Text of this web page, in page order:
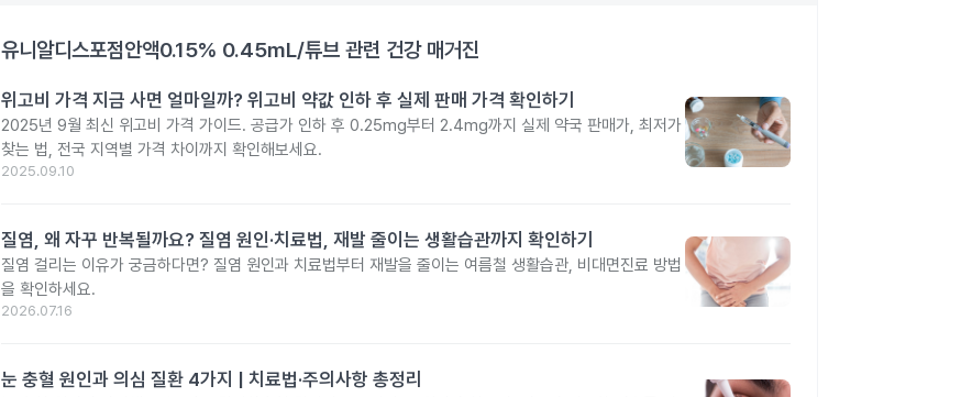
유니알디스포점안액0.15% 0.45mL/튜브 관련 건강 매거진
위고비 가격 지금 사면 얼마일까? 위고비 약값 인하 후 실제 판매 가격 확인하기
2025년 9월 최신 위고비 가격 가이드. 공급가 인하 후 0.25mg부터 2.4mg까지 실제 약국 판매가, 최저가
찾는 법, 전국 지역별 가격 차이까지 확인해보세요.
2025.09.10
질염, 왜 자꾸 반복될까요? 질염 원인·치료법, 재발 줄이는 생활습관까지 확인하기
질염 걸리는 이유가 궁금하다면? 질염 원인과 치료법부터 재발을 줄이는 여름철 생활습관, 비대면진료 방법
을 확인하세요.
2026.07.16
눈 충혈 원인과 의심 질환 4가지 | 치료법·주의사항 총정리